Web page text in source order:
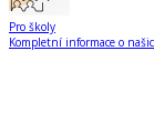
Pro školy
Kompletní informace o